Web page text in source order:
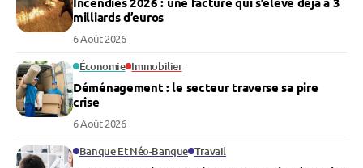
milliards d’euros
6 Août 2026
Économie Immobilier
Déménagement : le secteur traverse sa pire
crise
6 Août 2026
Banque Et Néo-Banque Travail